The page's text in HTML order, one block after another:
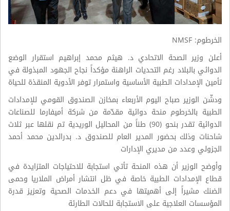
الخرطوم: NMSF
أعلن وزير الصحة الاتحادي د. هيثم محمد إبراهيم استقرار الوضع
الدوائي بالبلاد رغم التحديات الراهنة مؤكداً نجاح الجهود المبذولة في
تأمين الإمدادات الطبية الأساسية واستمرار توفر الأدوية المنقذة للحياة
ودشّن الوزير صباح اليوم الأربعاء بمخازن الصندوق القومي للإمدادات
الطبية بالخرطوم منحة دوائية مقدّمة من شركة أميفارما للصناعات
الدوائية تقدر بنحو (90) طناً من المحاليل الوريدية تم نقلها عبر ثلاث
شاحنات وذلك بحضور المدير العام للصندوق د. بدرالدين محمد أحمد
الجزولي وعدد من مديري الإدارات
وأوضح الوزير أن هذه المنحة تأتي استجابة للاحتياجات المتزايدة في
قطاع الإمدادات الطبية خاصة في ظل انتشار أمراض الملاريا وحمى
الضنك مشيراً إلى أهميتها في دعم الخدمات الصحية وتعزيز قدرة
المؤسسات العلاجية على الاستجابة للحالات الطارئة